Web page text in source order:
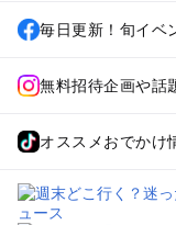
毎日更新！旬イベ
無料招待企画や話
オススメおでかけ